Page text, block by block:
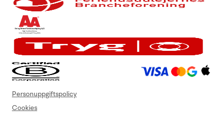
Personuppgiftspolicy
Cookies